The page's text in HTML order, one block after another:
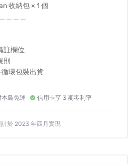
Chou 周育賢
收納包 × 1 個
註欄位
則
環包裝出貨
本島免運 信用卡享 3 期零利率
計於 2023 年四月實現